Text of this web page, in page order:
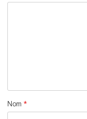
Nom *